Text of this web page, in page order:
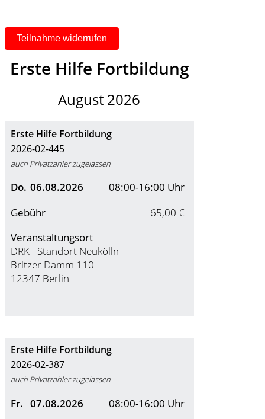
Teilnahme widerrufen
Erste Hilfe Fortbildung
August 2026
Erste Hilfe Fortbildung
2026-02-445
auch Privatzahler zugelassen
Do. 06.08.2026
08:00-16:00 Uhr
Gebühr
65,00 €
Veranstaltungsort
DRK - Standort Neukölln
Britzer Damm 110
12347 Berlin
Erste Hilfe Fortbildung
2026-02-387
auch Privatzahler zugelassen
Fr. 07.08.2026
08:00-16:00 Uhr